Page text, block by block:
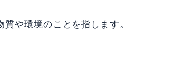
や環境のことを指します。